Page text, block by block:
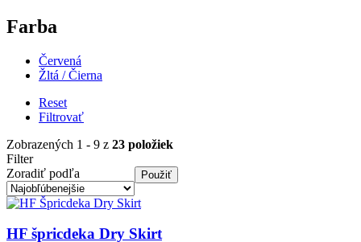
Farba
Červená
Žltá / Čierna
Reset
Filtrovať
Zobrazených 1 - 9 z 23 položiek
Filter
Zoradiť podľa
Obrázok
HF špricdeka Dry Skirt